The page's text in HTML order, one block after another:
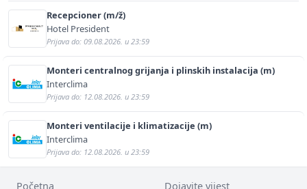
Recepcioner (m/ž)
Hotel President
Prijava do: 09.08.2026. u 23:59
Monteri centralnog grijanja i plinskih instalacija (m)
Interclima
Prijava do: 12.08.2026. u 23:59
Monteri ventilacije i klimatizacije (m)
Interclima
Prijava do: 12.08.2026. u 23:59
Početna Dojavite vijest